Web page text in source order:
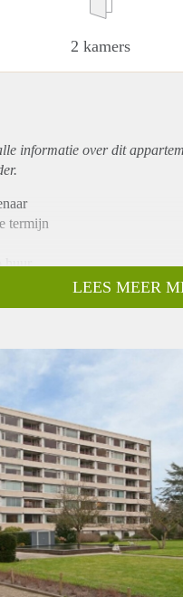
2 kamers
informatie over dit
termijn
huur
van de Eigenaar
van de Eigenaar
LEES MEER